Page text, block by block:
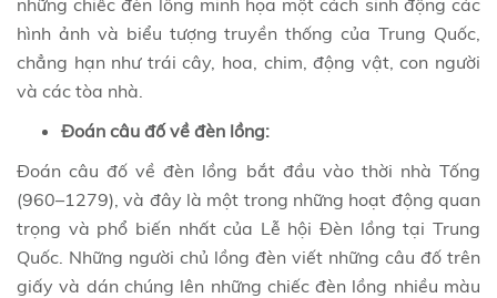
hình ảnh và biểu tượng truyền thống của Trung Quốc,
chẳng hạn như trái cây, hoa, chim, động vật, con người
và các tòa nhà.
Đoán câu đố về đèn lồng:
Đoán câu đố về đèn lồng bắt đầu vào thời nhà Tống
(960–1279), và đây là một trong những hoạt động quan
trọng và phổ biến nhất của Lễ hội Đèn lồng tại Trung
Quốc. Những người chủ lồng đèn viết những câu đố trên
giấy và dán chúng lên những chiếc đèn lồng nhiều màu